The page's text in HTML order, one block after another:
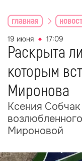
главная
19 июня 17:09
Раскрыта
которым
Миронова
Ксения Собчак
Мироновой